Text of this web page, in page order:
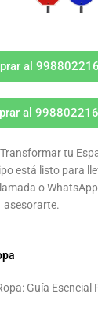
al 998802216
al 998802216
tu
está listo para
o
asesorarte.
Guía Esencial